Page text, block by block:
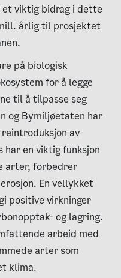
viktig bidrag i dette
årlig til prosjektet
på biologisk
for å legge
til å tilpasse seg
og Bymiljøetaten har
av
har en viktig funksjon
arter, forbedrer
En vellykket
positive virkninger
og lagring.
arbeid med
arter som
klima.